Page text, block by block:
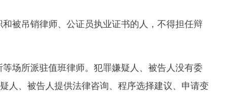
被吊销律师、公证员执业证书的人，不得担任辩
场所派驻值班律师。犯罪嫌疑人、被告人没有委
人、被告人提供法律咨询、程序选择建议、申请变